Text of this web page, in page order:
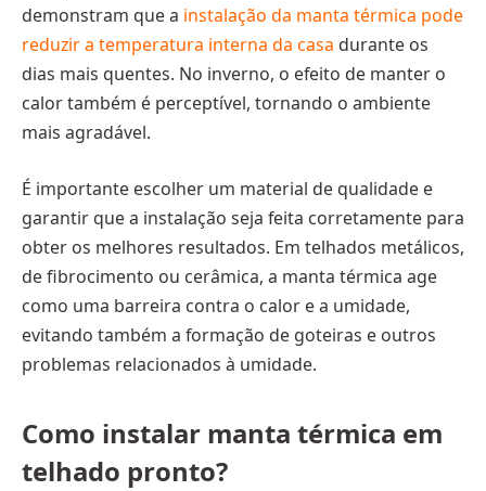
demonstram que a instalação da manta térmica pode
reduzir a temperatura interna da casa durante os
dias mais quentes. No inverno, o efeito de manter o
calor também é perceptível, tornando o ambiente
mais agradável.
É importante escolher um material de qualidade e
garantir que a instalação seja feita corretamente para
obter os melhores resultados. Em telhados metálicos,
de fibrocimento ou cerâmica, a manta térmica age
como uma barreira contra o calor e a umidade,
evitando também a formação de goteiras e outros
problemas relacionados à umidade.
Como instalar manta térmica em
telhado pronto?